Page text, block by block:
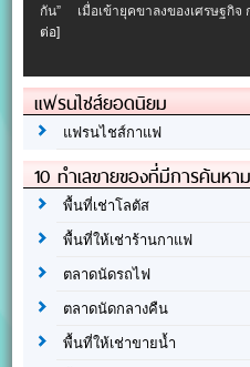
กัน” เมื่อเข้ายุคขาลงของเศรษฐกิ
ต่อ]
แฟรนไชส์ยอดนิยม
แฟรนไชส์กาแฟ
10 ทำเลขายของที่มีการค้นห
พื้นที่เช่าโลตัส
พื้นที่ให้เช่าร้านกาแฟ
ตลาดนัดรถไฟ
ตลาดนัดกลางคืน
พื้นที่ให้เช่าขายน้ำ